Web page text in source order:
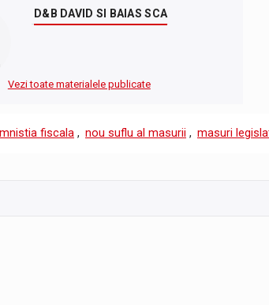
D&B DAVID SI BAIAS SCA
Vezi toate materialele publicate
fiscala , nou suflu al masurii , masuri